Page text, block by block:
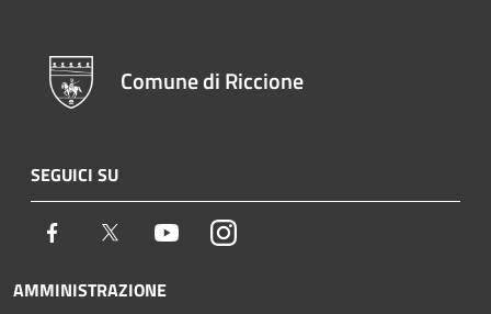
Comune di Riccione
SEGUICI SU
Facebook Twitter YoutubeInstagram
AMMINISTRAZIONE